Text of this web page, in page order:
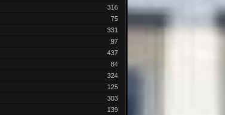
316
75
331
97
437
84
324
125
303
139